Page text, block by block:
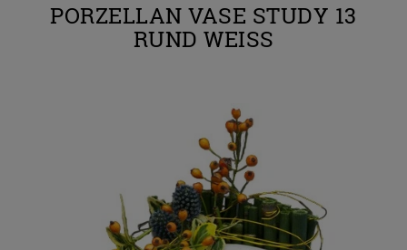
PORZELLAN VASE STUDY 13
RUND WEISS